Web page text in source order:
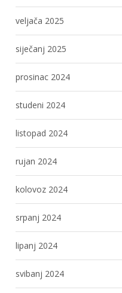
veljača 2025
siječanj 2025
prosinac 2024
studeni 2024
listopad 2024
rujan 2024
kolovoz 2024
srpanj 2024
lipanj 2024
svibanj 2024